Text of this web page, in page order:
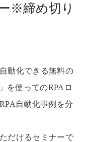
※締め切り
動化できる無料の
を使ってのRPAロ
自動化事例を分
だけるセミナーで